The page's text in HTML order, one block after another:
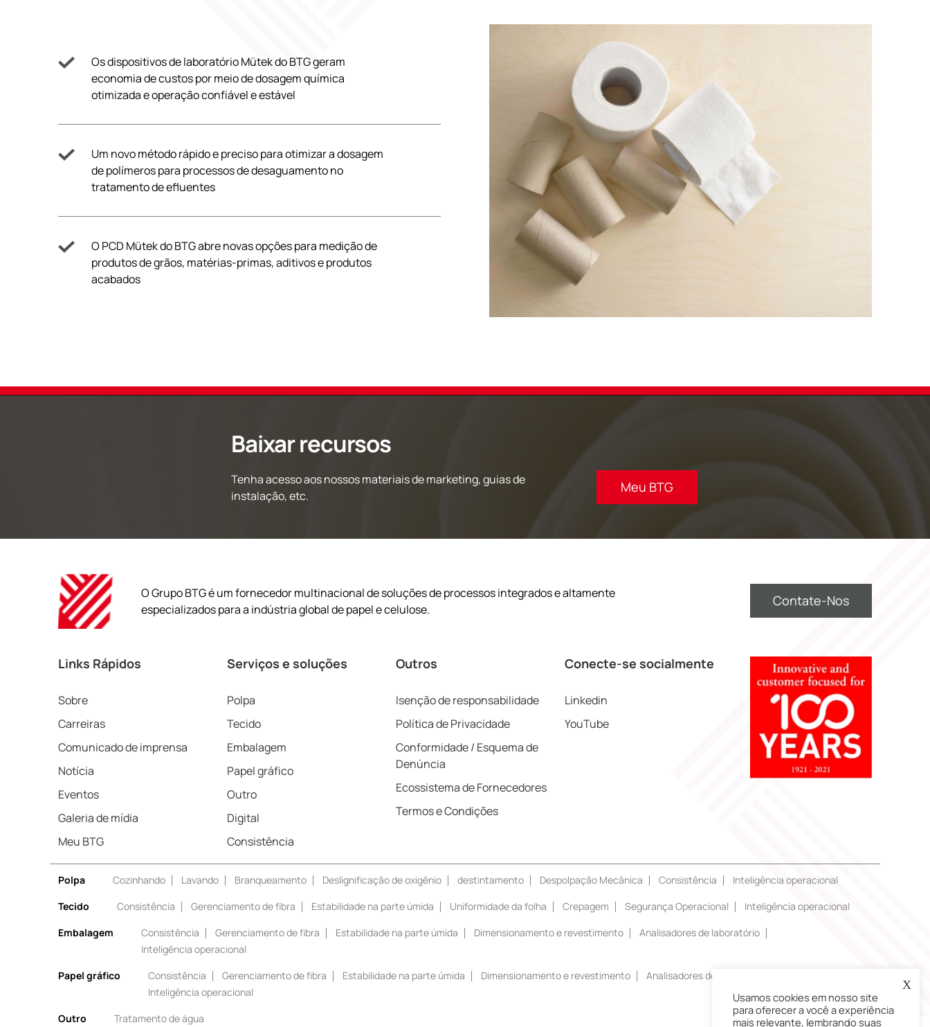
Os dispositivos de laboratório Mütek do BTG geram
economia de custos por meio de dosagem química
otimizada e operação confiável e estável
Um novo método rápido e preciso para otimizar a dosagem
de polímeros para processos de desaguamento no
tratamento de efluentes
O PCD Mütek do BTG abre novas opções para medição de
produtos de grãos, matérias-primas, aditivos e produtos
acabados
Baixar recursos
Tenha acesso aos nossos materiais de marketing, guias de
instalação, etc.
Meu BTG
O Grupo BTG é um fornecedor multinacional de soluções de processos integrados e altamente
especializados para a indústria global de papel e celulose.
Contate-Nos
Links Rápidos
Sobre
Carreiras
Comunicado de imprensa
Notícia
Eventos
Galeria de mídia
Meu BTG
Serviços e soluções
Polpa
Tecido
Embalagem
Papel gráfico
Outro
Digital
Consistência
Outros
Isenção de responsabilidade
Política de Privacidade
Conformidade / Esquema de
Denúncia
Ecossistema de Fornecedores
Termos e Condições
Conecte-se socialmente
Linkedin
YouTube
Polpa Cozinhando Lavando Branqueamento Deslignificação de oxigênio destintamento Despolpação Mecânica Consistência
Inteligência operacional
Tecido
Consistência Gerenciamento de fibra Estabilidade na parte úmida Uniformidade da folha Crepagem Segurança Operacional
Inteligência operacional
Embalagem
Consistência Gerenciamento de fibra Estabilidade na parte úmida Dimensionamento e revestimento
Analisadores de laboratório
Inteligência operacional
Papel gráfico
Consistência Gerenciamento de fibra Estabilidade na parte úmida Dimensionamento e revestimento
Analisadores de laboratório
Inteligência operacional
Outro
Tratamento de água
X
Usamos cookies em nosso site
para oferecer a você a experiência
mais relevante, lembrando suas